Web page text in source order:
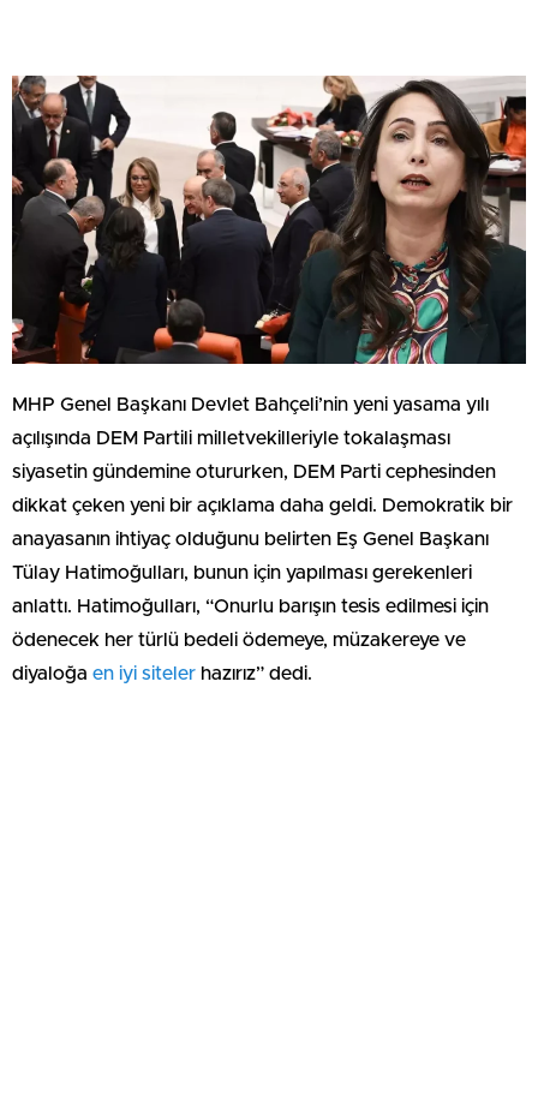
MHP Genel Başkanı Devlet Bahçeli’nin yeni yasama yılı
açılışında DEM Partili milletvekilleriyle tokalaşması
siyasetin gündemine otururken, DEM Parti cephesinden
dikkat çeken yeni bir açıklama daha geldi. Demokratik bir
anayasanın ihtiyaç olduğunu belirten Eş Genel Başkanı
Tülay Hatimoğulları, bunun için yapılması gerekenleri
anlattı. Hatimoğulları, “Onurlu barışın tesis edilmesi için
ödenecek her türlü bedeli ödemeye, müzakereye ve
diyaloğa en iyi siteler hazırız” dedi.